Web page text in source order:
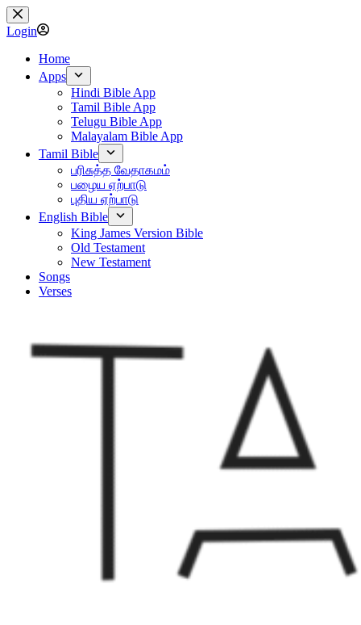
Skip
to
content
Login
Home
Apps
Hindi Bible App
Tamil Bible App
Telugu Bible App
Malayalam Bible App
Tamil Bible
பரிசுத்த வேதாகமம்
பழைய ஏற்பாடு
புதிய ஏற்பாடு
English Bible
King James Version Bible
Old Testament
New Testament
Songs
Verses